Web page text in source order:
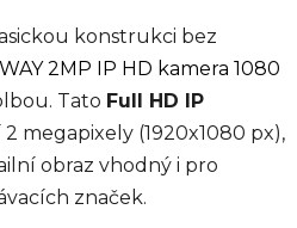
konstrukci bez
2MP IP HD kamera 1080
Tato Full HD IP
megapixely (1920x1080 px),
obraz vhodný i pro
značek.